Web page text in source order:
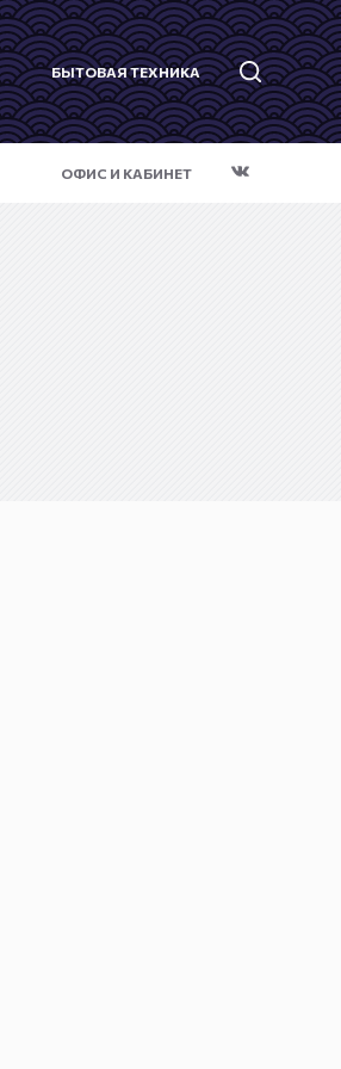
БЫТОВАЯ ТЕХНИКА
ОФИС И КАБИНЕТ